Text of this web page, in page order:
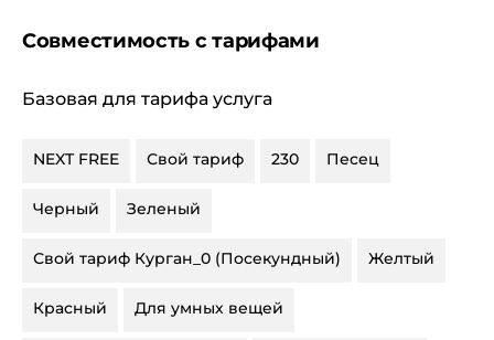
Совместимость с тарифами
Базовая для тарифа услуга
NEXT FREE Свой тариф 230 Песец
Черный Зеленый
Свой тариф Курган_0 (Посекундный) Желтый
Красный Для умных вещей